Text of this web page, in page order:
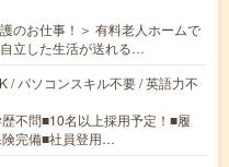
のお仕事！＞ 有料老人ホームで
立した生活が送れる…
/ パソコンスキル不要 / 英語力不
不問■10名以上採用予定！■履
険完備■社員登用…